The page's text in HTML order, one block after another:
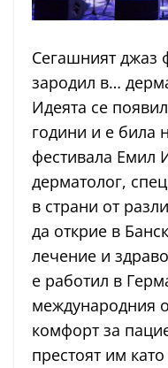
Сегашният джаз
зародил в…
Идеята се
години и е била
фестивала Емил
дерматолог,
в страни от
да открие в
лечение и
е работил в
международния
комфорт за
престоят им